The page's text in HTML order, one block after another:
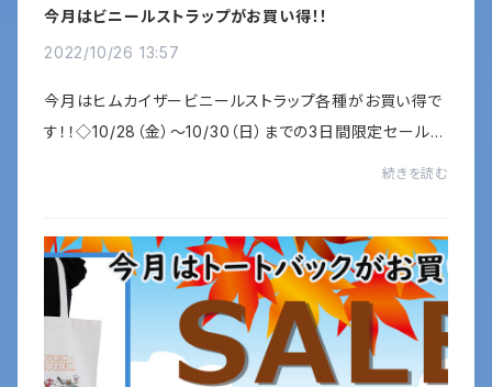
今月はビニールストラップがお買い得！！
2022/10/26 13:57
今月はヒムカイザービニールストラップ各種がお買い得で
す！！◇10/28（金）～10/30（日）までの3日間限定セールビ
続きを読む